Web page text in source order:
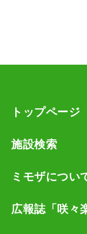
トップページ
施設検索
ミモザについ
広報誌「咲々